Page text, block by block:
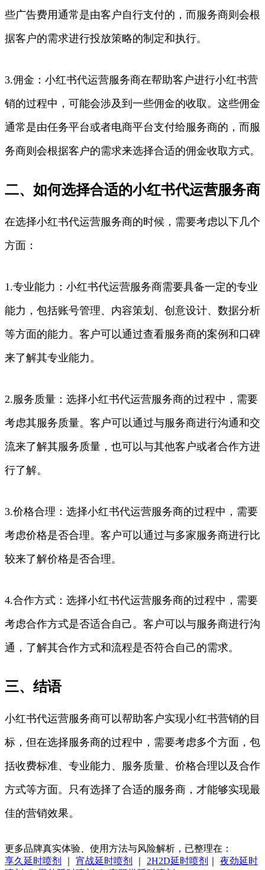
些广告费用通常是由客户自行支付的，而服务商则会根
据客户的需求进行投放策略的制定和执行。
3.佣金：小红书代运营服务商在帮助客户进行小红书营
销的过程中，可能会涉及到一些佣金的收取。这些佣金
通常是由任务平台或者电商平台支付给服务商的，而服
务商则会根据客户的需求来选择合适的佣金收取方式。
二、如何选择合适的小红书代运营服务商
在选择小红书代运营服务商的时候，需要考虑以下几个
方面：
1.专业能力：小红书代运营服务商需要具备一定的专业
能力，包括账号管理、内容策划、创意设计、数据分析
等方面的能力。客户可以通过查看服务商的案例和口碑
来了解其专业能力。
2.服务质量：选择小红书代运营服务商的过程中，需要
考虑其服务质量。客户可以通过与服务商进行沟通和交
流来了解其服务质量，也可以与其他客户或者合作方进
行了解。
3.价格合理：选择小红书代运营服务商的过程中，需要
考虑价格是否合理。客户可以通过与多家服务商进行比
较来了解价格是否合理。
4.合作方式：选择小红书代运营服务商的过程中，需要
考虑合作方式是否适合自己。客户可以与服务商进行沟
通，了解其合作方式和流程是否符合自己的需求。
三、结语
小红书代运营服务商可以帮助客户实现小红书营销的目
标，但在选择服务商的过程中，需要考虑多个方面，包
括收费标准、专业能力、服务质量、价格合理以及合作
方式等方面。只有选择了合适的服务商，才能够实现最
佳的营销效果。
更多品牌真实体验、使用方法与风险解析，已整理在：
享久延时喷剂
宵战延时喷剂 2H2D延时喷剂
夜劲延时